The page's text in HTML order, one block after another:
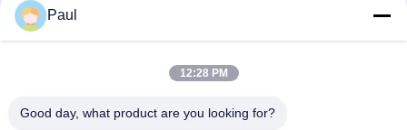
Flachstahl-Sandgusslager Sitzlagergehäuse
Duktile Eisen Sandguss Ablaufrinnen Gitter Gully Gitter
OEM/ODM-kundenspezifische mechanische
Paul
12:28 PM
Good day, what product are you looking for?